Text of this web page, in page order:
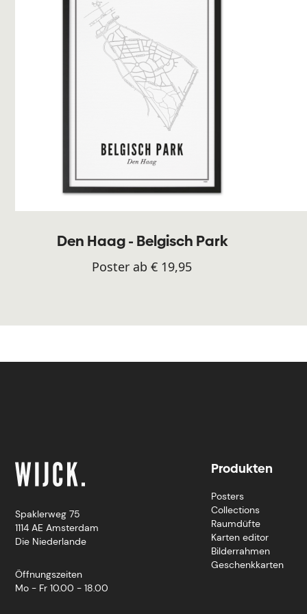
Den Haag - Belgisch Park
Poster ab € 19,95
Spaklerweg 75
1114 AE Amsterdam
Die Niederlande
Öffnungszeiten
Mo - Fr 10.00 - 18.00
Produkten
Posters
Collections
Raumdüfte
Karten editor
Bilderrahmen
Geschenkkarten